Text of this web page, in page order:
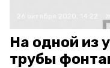
На одной из
трубы